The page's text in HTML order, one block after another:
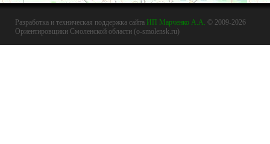
Разработка и техническая поддержка сайта ИП Марченко А.А. © 2009-2026
Ориентировщики Смоленской области (o-smolensk.ru)